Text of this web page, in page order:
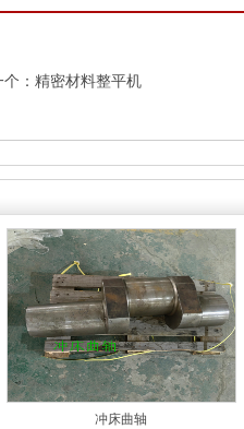
： 精密材料整平机
冲床曲轴